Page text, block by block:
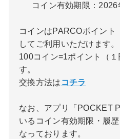
コイン有効期限：2026
コインはPARCOポイント
してご利用いただけます。
100コイン=1ポイント（
す。
交換方法は コチラ
なお、アプリ「POCKET
いるコイン有効期限・履
なっております。